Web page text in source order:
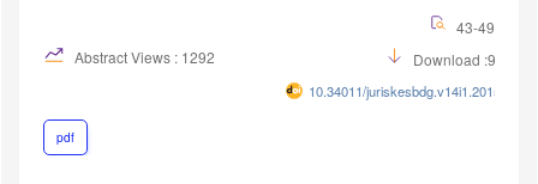
43-49
Abstract Views : 1292
Download :999
10.34011/juriskesbdg.v14i1.2015
pdf